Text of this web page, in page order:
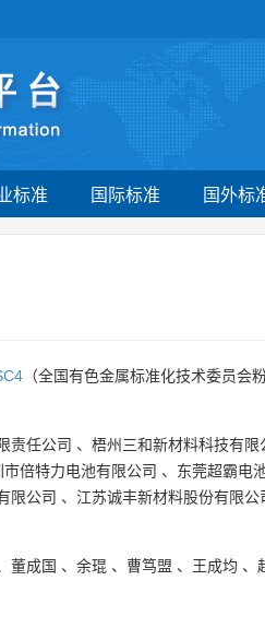
标准 国际标准 国外标
（全国有色金属标准化技术委员会
责任公司 、 梧州三和新材料科技有限
市倍特力电池有限公司 、 东莞超霸电
限公司 、 江苏诚丰新材料股份有限公
董成国 、 余琨 、 曹笃盟 、 王成均 、